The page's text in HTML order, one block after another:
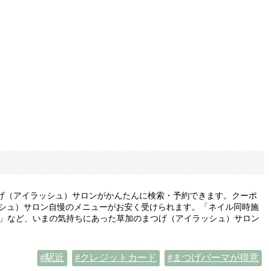
アイラッシュ）サロンがかんたんに検索・予約できます。クーポ
）サロン自慢のメニューがお安く受けられます。「ネイル同時施
ど、いまの気持ちにあった草加のまつげ（アイラッシュ）サロン
駅近 クレジットカード まつげパーマが得意